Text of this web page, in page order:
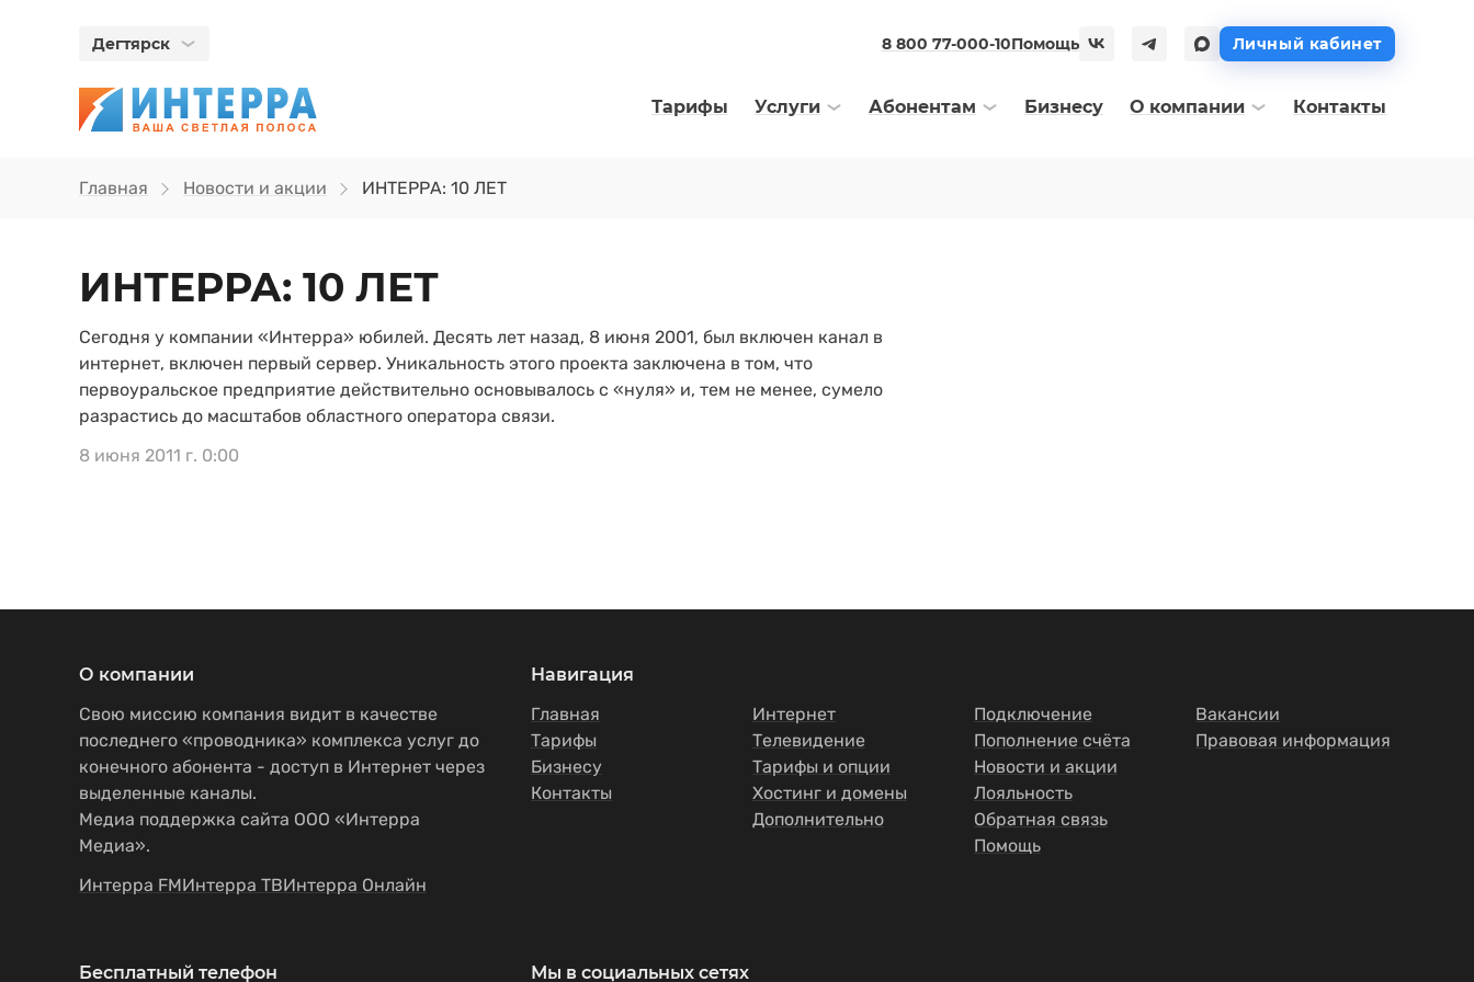
Дегтярск 8 800 77-000-10Помощь Личный кабинет
Тарифы Услуги Абонентам Бизнесу О компании Контакты
Главная Новости и акции ИНТЕРРА: 10 ЛЕТ
ИНТЕРРА: 10 ЛЕТ
Сегодня у компании «Интерра» юбилей. Десять лет назад, 8 июня 2001, был включен канал в
интернет, включен первый сервер. Уникальность этого проекта заключена в том, что
первоуральское предприятие действительно основывалось с «нуля» и, тем не менее, сумело
разрастись до масштабов областного оператора связи.
8 июня 2011 г. 0:00
О компании
Свою миссию компания видит в качестве
последнего «проводника» комплекса услуг до
конечного абонента - доступ в Интернет через
выделенные каналы.
Медиа поддержка сайта ООО «Интерра
Медиа».
Интерра FMИнтерра ТВИнтерра Онлайн
Навигация
Главная
Тарифы
Бизнесу
Контакты
Интернет
Телевидение
Тарифы и опции
Хостинг и домены
Дополнительно
Подключение
Пополнение счёта
Новости и акции
Лояльность
Обратная связь
Помощь
Вакансии
Правовая информация
Бесплатный телефон Мы в социальных сетях